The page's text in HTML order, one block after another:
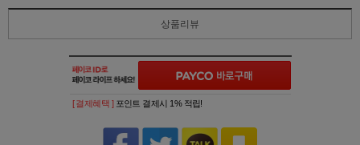
상품리뷰
[ 결제혜택 ] 포인트 결제시 1% 적립!